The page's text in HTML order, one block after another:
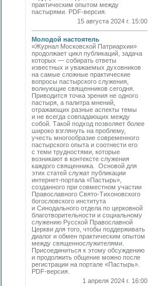
практическим опытом между
пастырями. PDF-версия.
15 августа 2024 г. 15:00
Молодой настоятель
«Журнал Московской Патриархии»
продолжает цикл публикаций, задача
которых — собирать ­ответы
известных и уважаемых духовников
на самые сложные практические
вопросы пастырского служения,
волнующие священников сегодня.
Приводится точка зрения не одного
пастыря, а палитра мнений,
отражающих разные аспекты темы
и не всегда совпадающих между
собой. Такой подход позволяет более
широко взглянуть на проблему,
учесть многообразие современного
пастырского опыта и соотнести его
с теми трудностями, которые
возникают в контексте ­служения
каждого священника. Основой для
этих статей служат публикации
интернет-портала «Пастырь»,
созданного при совместном участии
Православного Свято-Тихоновского
богословского ­института
и Синодального отдела по церковной
благотворительности и социальному
служению Русской Православной
Церкви для того, чтобы поддерживать
диалог и обмен практическим опытом
между священнослужителями.
Присоединиться к этому обсуждению
и продолжить общение можно после
регистрации на портале «Пастырь».
PDF-версия.
1 апреля 2024 г. 16:00